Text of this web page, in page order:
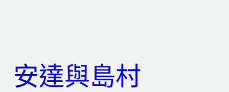
安達與島村